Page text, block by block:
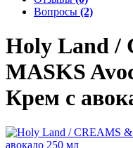
Вопросы (2)
Holy Land /
MASKS
Крем с